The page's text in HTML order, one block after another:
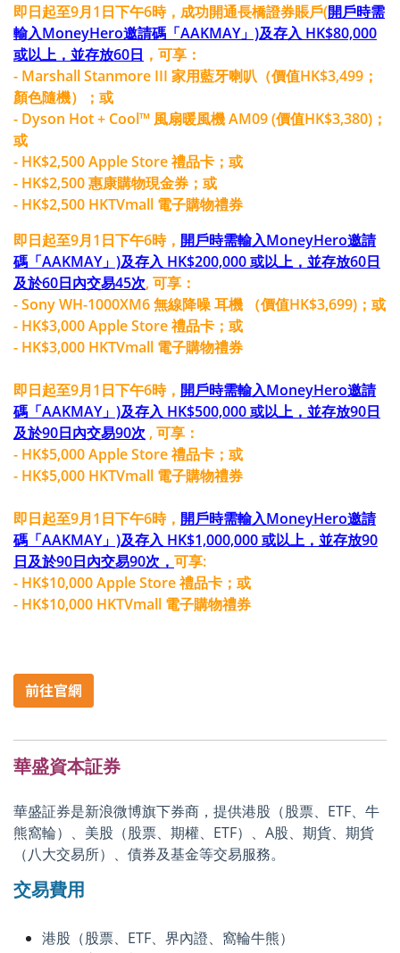
即日起至9月1日下午6時，成功開通長橋證券賬戶(開戶時需
輸入MoneyHero邀請碼「AAKMAY」)及存入 HK$80,000
或以上，並存放60日 ，可享：
- Marshall Stanmore III 家用藍牙喇叭（價值HK$3,499；
顏色隨機）；或
- Dyson Hot + Cool™ 風扇暖風機 AM09 (價值HK$3,380)；
或
- HK$2,500 Apple Store 禮品卡；或
- HK$2,500 惠康購物現金券；或
- HK$2,500 HKTVmall 電子購物禮券
即日起至9月1日下午6時， 開戶時需輸入MoneyHero邀請
碼「AAKMAY」)及存入 HK$200,000 或以上，並存放60日
及於60日內交易45次, 可享：
- Sony WH-1000XM6 無線降噪 耳機 （價值HK$3,699)；或
- HK$3,000 Apple Store 禮品卡；或
- HK$3,000 HKTVmall 電子購物禮券
即日起至9月1日下午6時， 開戶時需輸入MoneyHero邀請
碼「AAKMAY」)及存入 HK$500,000 或以上，並存放90日
及於90日內交易90次 , 可享：
- HK$5,000 Apple Store 禮品卡；或
- HK$5,000 HKTVmall 電子購物禮券
即日起至9月1日下午6時， 開戶時需輸入MoneyHero邀請
碼「AAKMAY」)及存入 HK$1,000,000 或以上，並存放90
日及於90日內交易90次， 可享:
- HK$10,000 Apple Store 禮品卡；或
- HK$10,000 HKTVmall 電子購物禮券
華盛資本証券
華盛証券是新浪微博旗下券商，提供港股（股票、ETF、牛
熊窩輪）、美股（股票、期權、ETF）、A股、期貨、期貨
（八大交易所）、債券及基金等交易服務。
交易費用
港股（股票、ETF、界內證、窩輪牛熊）